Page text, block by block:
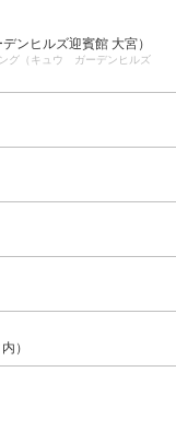
ンヒルズ迎賓館 大宮）
グ（キュウ ガーデンヒルズ
）